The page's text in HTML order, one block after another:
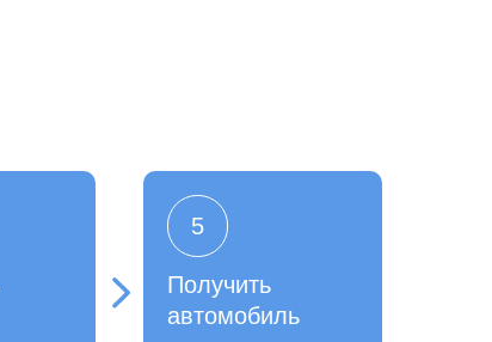
Получить
автомобиль
5